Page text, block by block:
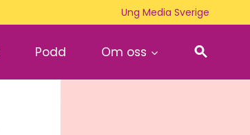
Ung Media Sverige
Podd Om oss